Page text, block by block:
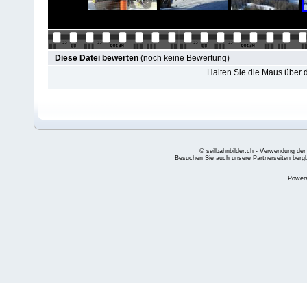
Diese Datei bewerten (noch keine Bewertung)
Halten Sie die Maus über
© seilbahnbilder.ch - Verwendung
Besuchen Sie auch unsere Partnerseiten